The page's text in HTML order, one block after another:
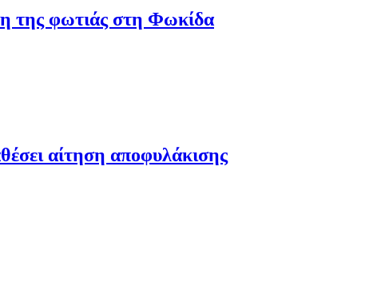
της φωτιάς στη Φωκίδα
αίτηση αποφυλάκισης